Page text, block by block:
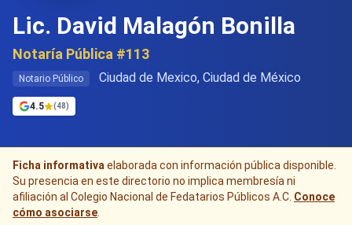
Lic. David Malagón Bonilla
Notaría Pública #113
Notario Público Ciudad de Mexico, Ciudad de México
4.5 (48)
Ficha informativa elaborada con información pública disponible.
Su presencia en este directorio no implica membresía ni
afiliación al Colegio Nacional de Fedatarios Públicos A.C. Conoce
cómo asociarse